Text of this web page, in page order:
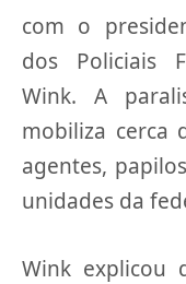
com o
dos Policiais
Wink. A
mobiliza cerca
agentes,
unidades da
Wink explicou